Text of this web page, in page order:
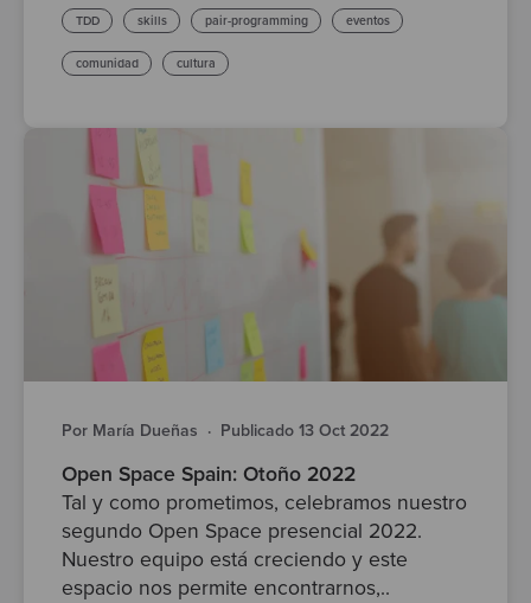
TDD skills pair-programming eventos
comunidad cultura
Por María Dueñas · Publicado 13 Oct 2022
Open Space Spain: Otoño 2022
Tal y como prometimos, celebramos nuestro
segundo Open Space presencial 2022.
Nuestro equipo está creciendo y este
espacio nos permite encontrarnos,..